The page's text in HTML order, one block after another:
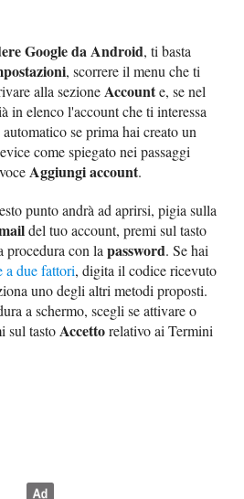
Google da Android, ti basta
, scorrere il menu che ti
alla sezione Accounte, se nel
in elenco l'account che ti interessa
se prima hai creato un
come spiegato nei passaggi
Aggiungi account.
punto andrà ad aprirsi, pigia sulla
del tuo account, premi sul tasto
procedura con lapassword. Se hai
a due fattori, digita il codice ricevuto
uno degli altri metodi proposti.
a schermo, scegli se attivare o
sul tasto Accettorelativo ai Termini